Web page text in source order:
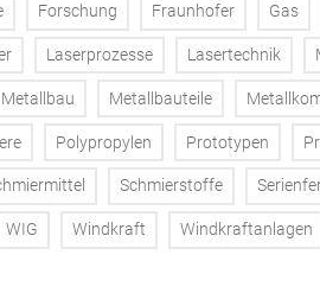
Forschung Fraunhofer Gas
Laserprozesse Lasertechnik
Metallbau Metallbauteile
Polypropylen Prototypen
Schmierstoffe
WIG Windkraft Windkraftanlagen